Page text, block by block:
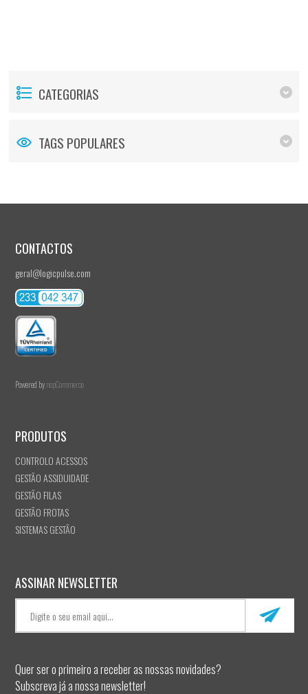
CATEGORIAS
TAGS POPULARES
CONTACTOS
geral@logicpulse.com
Powered bynopCommerce
PRODUTOS
CONTROLO ACESSOS
GESTÃO ASSIDUIDADE
GESTÃO FILAS
GESTÃO FROTAS
SISTEMAS GESTÃO
ASSINAR NEWSLETTER
Quer ser o primeiro a receber as nossas novidades?
Subscreva já a nossa newsletter!